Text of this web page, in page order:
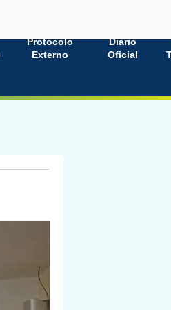
Protocolo
Externo
Diário
Oficial